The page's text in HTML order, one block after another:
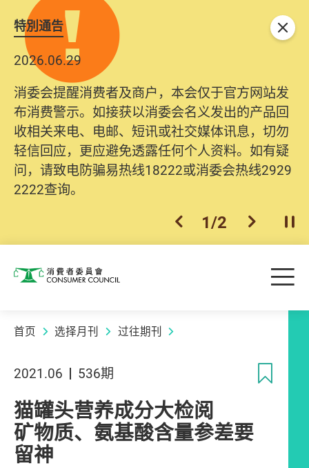
特別通告
2026.06.29
消委会提醒消费者及商户，本会仅于官方网站发
布消费警示。如接获以消委会名义发出的产品回
收相关来电、电邮、短讯或社交媒体讯息，切勿
轻信回应，更应避免透露任何个人资料。如有疑
问，请致电防骗易热线18222或消委会热线2929
2222查询。
上一个
1/2 下一个开
关闭
消费者委员会 目
首页 选择月刊 过往期刊
2021.06 536期
猫罐头营养成分大检阅
矿物质、氨基酸含量参差要
留神